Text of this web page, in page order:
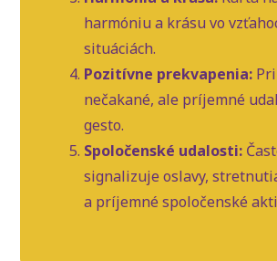
harmóniu a krásu vo
situáciách.
Pozitívne prekvapenia:
nečakané, ale príjemné
gesto.
Spoločenské udalosti:
signalizuje oslavy,
a príjemné spoločenské